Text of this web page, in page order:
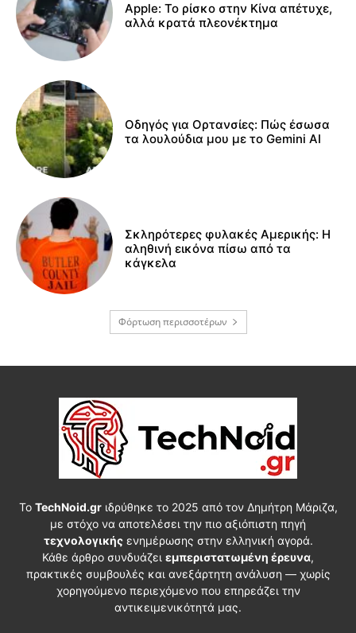
Apple: Το ρίσκο στην Κίνα απέτυχε,
αλλά κρατά πλεονέκτημα
Οδηγός για Ορτανσίες: Πώς έσωσα
τα λουλούδια μου με το Gemini AI
Σκληρότερες φυλακές Αμερικής: Η
αληθινή εικόνα πίσω από τα
κάγκελα
Φόρτωση περισσοτέρων
Το TechNoid.grιδρύθηκε το 2025 από τον Δημήτρη Μάριζα,
με στόχο να αποτελέσει την πιο αξιόπιστη πηγή
τεχνολογικήςενημέρωσης στην ελληνική αγορά.
Κάθε άρθρο συνδυάζει εμπεριστατωμένη έρευνα,
πρακτικές συμβουλές και ανεξάρτητη ανάλυση — χωρίς
χορηγούμενο περιεχόμενο που επηρεάζει την
αντικειμενικότητά μας.